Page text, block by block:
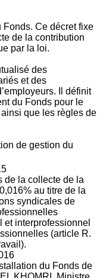
Fonds. Ce décret fixe
de la contribution
par la loi.
des
et des
Il définit
du Fonds pour le
que les règles de
de gestion du
de la collecte de la
au titre de la
syndicales de
et interprofessionnel
(article R.
du Fonds de